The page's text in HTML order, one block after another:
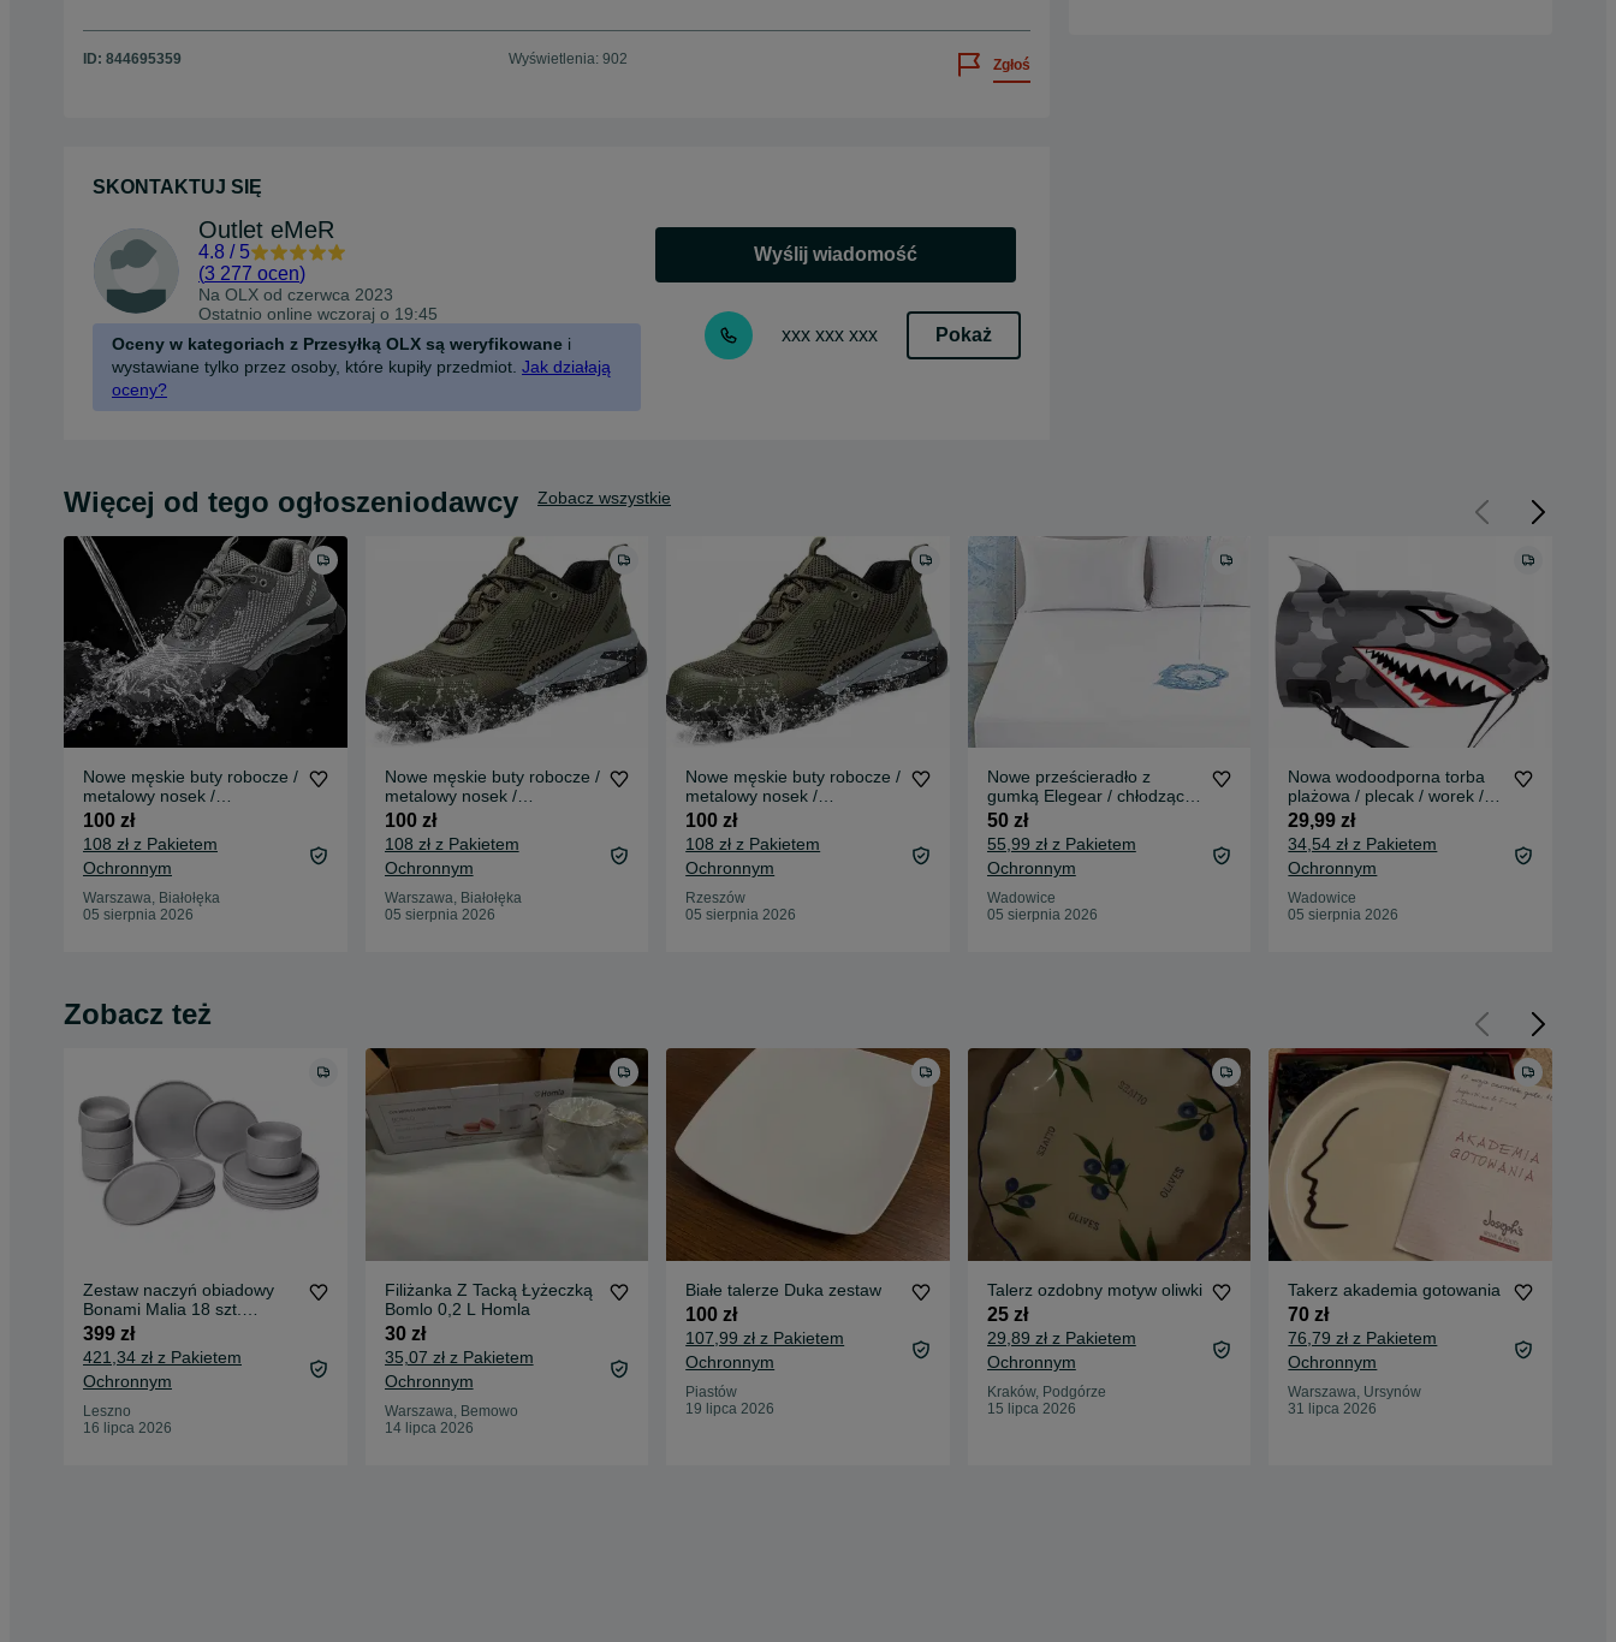
ID: 844695359 Wyświetlenia: 902 Zgłoś
SKONTAKTUJ SIĘ
Outlet eMeR
4.8 / 5
(3 277 ocen)
Na OLX od czerwca 2023
Ostatnio online wczoraj o 19:45
Oceny w kategoriach z Przesyłką OLX są weryfikowane i
wystawiane tylko przez osoby, które kupiły przedmiot. Jak działają
oceny?
Wyślij wiadomość
xxx xxx xxx Pokaż
Więcej od tego ogłoszeniodawcy Zobacz wszystkie
Nowe męskie buty robocze /
metalowy nosek /
wodoodporne !R-46! 4045!
100 zł
108 zł z Pakietem
Ochronnym
Warszawa, Białołęka
05 sierpnia 2026
Nowe męskie buty robocze /
metalowy nosek /
wodoodporne !R-41! 4047!
100 zł
108 zł z Pakietem
Ochronnym
Warszawa, Białołęka
05 sierpnia 2026
Nowe męskie buty robocze /
metalowy nosek /
wodoodporne !R-41! 4047!
100 zł
108 zł z Pakietem
Ochronnym
Rzeszów
05 sierpnia 2026
Nowe prześcieradło z
gumką Elegear / chłodzące/
wodoodporne/ 1371
50 zł
55,99 zł z Pakietem
Ochronnym
Wadowice
05 sierpnia 2026
Nowa wodoodporna torba
plażowa / plecak / worek /
wór / 10L !4037! new
29,99 zł
34,54 zł z Pakietem
Ochronnym
Wadowice
05 sierpnia 2026
Zobacz też
Zestaw naczyń obiadowy
Bonami Malia 18 szt.
talerze, miski, kamionka
399 zł
421,34 zł z Pakietem
Ochronnym
Leszno
16 lipca 2026
Filiżanka Z Tacką Łyżeczką
Bomlo 0,2 L Homla
30 zł
35,07 zł z Pakietem
Ochronnym
Warszawa, Bemowo
14 lipca 2026
Białe talerze Duka zestaw
100 zł
107,99 zł z Pakietem
Ochronnym
Piastów
19 lipca 2026
Talerz ozdobny motyw oliwki
25 zł
29,89 zł z Pakietem
Ochronnym
Kraków, Podgórze
15 lipca 2026
Takerz akademia gotowania
70 zł
76,79 zł z Pakietem
Ochronnym
Warszawa, Ursynów
31 lipca 2026